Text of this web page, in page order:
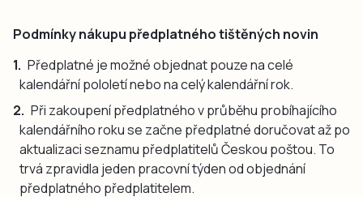
Podmínky nákupu předplatného tištěných novin
Předplatné je možné objednat pouze na celé
kalendářní pololetí nebo na celý kalendářní rok.
Při zakoupení předplatného v průběhu probíhajícího
kalendářního roku se začne předplatné doručovat až po
aktualizaci seznamu předplatitelů Českou poštou. To
trvá zpravidla jeden pracovní týden od objednání
předplatného předplatitelem.